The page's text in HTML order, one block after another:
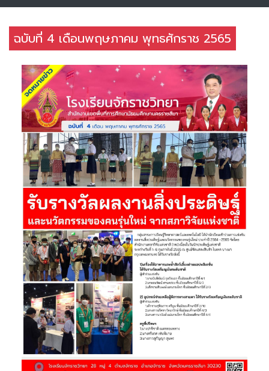
ฉบับที่ 4 เดือนพฤษภาคม พุทธศักราช 2565